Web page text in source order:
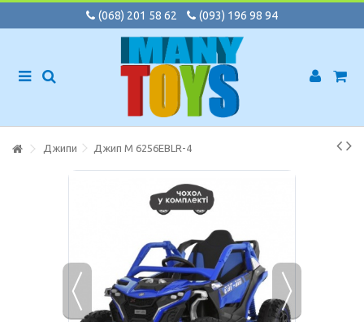
(068) 201 58 62 (093) 196 98 94
Джипи Джип M 6256EBLR-4